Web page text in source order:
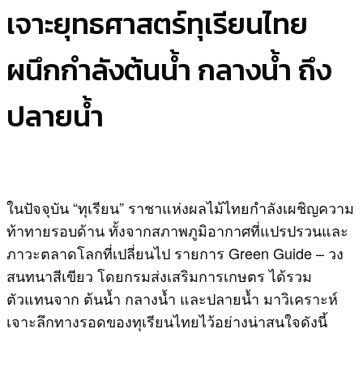
เจาะยุทธศาสตร์ทุเรียนไทย
ผนึกกำลังต้นน้ำ กลางน้ำ ถึง
ปลายน้ำ
ในปัจจุบัน “ทุเรียน” ราชาแห่งผลไม้ไทยกำลังเผชิญความ
ท้าทายรอบด้าน ทั้งจากสภาพภูมิอากาศที่แปรปรวนและ
ภาวะตลาดโลกที่เปลี่ยนไป รายการ Green Guide – วง
สนทนาสีเขียว โดยกรมส่งเสริมการเกษตร ได้รวม
ตัวแทนจาก ต้นน้ำ กลางน้ำ และปลายน้ำ มาวิเคราะห์
เจาะลึกทางรอดของทุเรียนไทยไว้อย่างน่าสนใจดังนี้